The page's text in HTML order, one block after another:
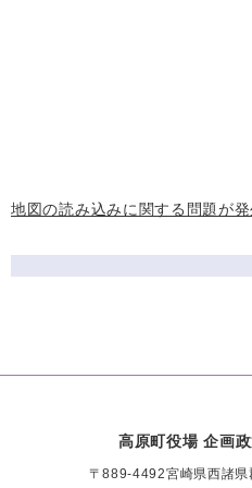
地図の読み込みに関する問題が発
高原町役場 企画
〒889-4492宮崎県西諸